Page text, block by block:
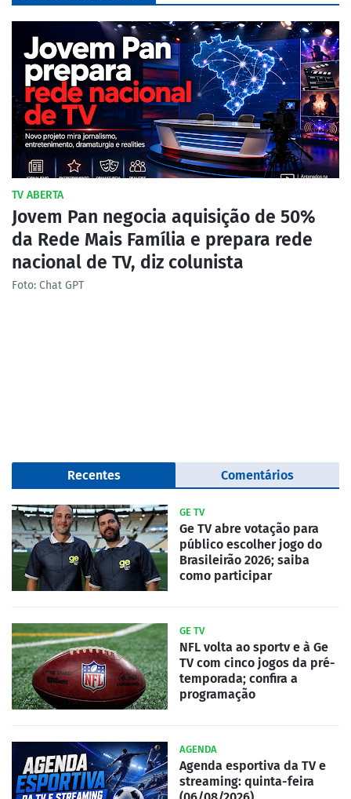
TV ABERTA
Jovem Pan negocia aquisição de 50%
da Rede Mais Família e prepara rede
nacional de TV, diz colunista
Foto: Chat GPT
Recentes Comentários
GE TV
Ge TV abre votação para
público escolher jogo do
Brasileirão 2026; saiba
como participar
GE TV
NFL volta ao sportv e à Ge
TV com cinco jogos da pré-
temporada; confira a
programação
AGENDA
Agenda esportiva da TV e
streaming: quinta-feira